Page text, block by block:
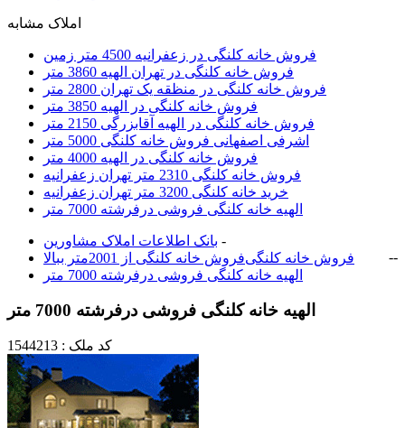
املاک مشابه
فروش خانه کلنگی در زعفرانیه 4500 متر زمین
فروش خانه کلنگی در تهران الهیه 3860 متر
فروش خانه کلنگی در منظقه یک تهران 2800 متر
فروش خانه کلنگی در الهیه 3850 متر
فروش خانه کلنگی در الهیه آقابزرگی 2150 متر
اشرفی اصفهانی فروش خانه کلنگی 5000 متر
فروش خانه کلنگی در الهیه 4000 متر
فروش خانه کلنگی 2310 متر تهران زعفرانیه
خرید خانه کلنگی 3200 متر تهران زعفرانیه
الهیه خانه کلنگی فروشی درفرشته 7000 متر
بانک اطلاعات املاک مشاورين -
فروش خانه کلنگی
- فروش خانه کلنگی از 2001متر ببالا
-
الهیه خانه کلنگی فروشی درفرشته 7000 متر
الهیه خانه کلنگی فروشی درفرشته 7000 متر
کد ملک : 1544213